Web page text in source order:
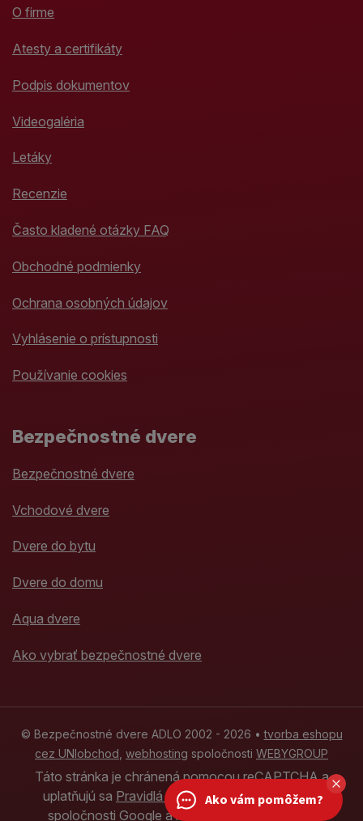
O firme
Atesty a certifikáty
Podpis dokumentov
Videogaléria
Letáky
Recenzie
Často kladené otázky FAQ
Obchodné podmienky
Ochrana osobných údajov
Vyhlásenie o prístupnosti
Používanie cookies
Bezpečnostné dvere
Bezpečnostné dvere
Vchodové dvere
Dvere do bytu
Dvere do domu
Aqua dvere
Ako vybrať bezpečnostné dvere
© Bezpečnostné dvere ADLO 2002 - 2026 •tvorba eshopu
cez UNIobchod webhosting spoločnosti WEBYGROUP
Táto stránka je chránená pomocou reCAPTCHA a
uplatňujú sa Pravidlá ochrany osobných údajov
spoločnosti Google a ich
Ako vám pomôžem?